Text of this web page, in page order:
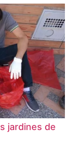
jardines de